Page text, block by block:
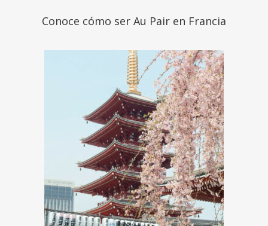
Conoce cómo ser Au Pair en Francia